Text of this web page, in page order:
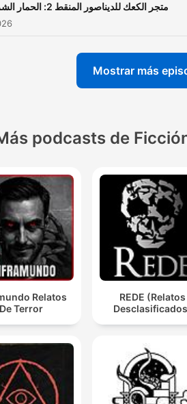
متجر الكعك للديناصور المنقط 2: الحمار الشره
Mostrar más
podcasts de
Relatos
Terror
REDE (Relatos